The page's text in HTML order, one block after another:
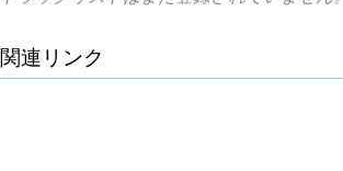
関連リンク